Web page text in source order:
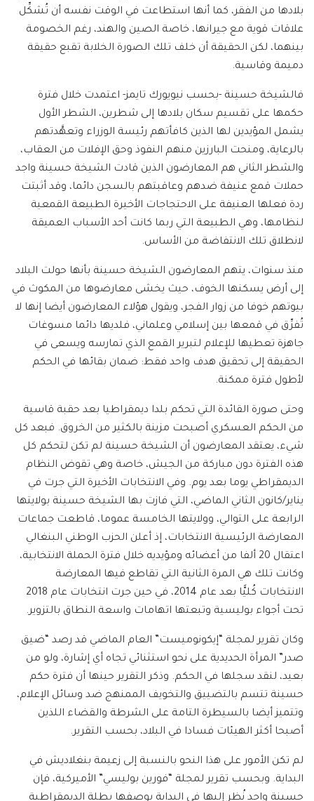
بلادها من الفقر، كما أنها استطاعت في الوقت نفسه أن تُشكِّل
علاقات قوية مع جيرانها، خاصة الصين والهند، رغم الخصومة
بينهما، لكن الحقيقة أن خلف تلك الصورة الخلابة تقبع حقيقة
دميمة وقاسية.
فالشيخة حسينة -بحسب نيويورك تايمز- اعتمدت خلال فترة
حكمها على تقسيم سكان بلادها إلى شطرين، الشطر الأول
يشمل المؤيدين لها الذين كافأتهم رئيسة الوزراء وتعهَّدتهم
بالرعاية، ومنحت البارزين منهم النفوذ وحق الإفلات من العقاب،
والشطر الثاني هم المعارضون الذين قادت الشيخة حسينة واجد
حملات قمع عنيفة ضدهم وعاقبتهم بالسجن دائما، وقد أثبتت
ردة فعلها العنيفة على الاحتجاجات الأخيرة الطبيعة القمعية
لنظامها، وهي الطبيعة التي ربما كانت أحد الأسباب العميقة
لانطلاق تلك الانتفاضة من الأساس.
منذ سنوات، يتهم المعارضون الشيخة حسينة بأنها حولت البلاد
إلى أرض يسكنها الخوف، حيث يخشى معارضوها من المكوث في
بيوتهم خوفا من زوار الفجر، ويقول هؤلاء المعارضون أيضا إنها لا
تُفرِّق في قمعها بين إسلامي وعلماني، فلديها دائما مسوغات
جاهزة تعطيها للإعلام لتبرير القمع الذي تمارسه ويسعى في
الحقيقة إلى تحقيق هدف واحد فقط: ضمان بقائها في الحكم
لأطول فترة ممكنة.
وحتى صورة القائدة التي تحكم بلدا ديمقراطيا بعد حقبة قاسية
من الحكم العسكري أصبحت مزينة بالكثير من الخروق. فبعد كل
شيء، يعتقد المعارضون أن الشيخة حسينة لم تكن لتحكم كل
هذه الفترة دون مباركة من الجيش، خاصة وهي تقوض النظام
الديمقراطي يوما بعد يوم. وفي الانتخابات الأخيرة التي جرت في
يناير/كانون الثاني الماضي، التي فازت بها الشيخة حسينة بولايتها
الرابعة على التوالي، وولايتها الخامسة عموما، قاطعت جماعات
المعارضة الرئيسية الانتخابات، إذ أعلن الحزب الوطني البنغالي
اعتقال 20 ألفا من أعضائه ومؤيديه خلال فترة الحملة الانتخابية،
وكانت تلك هي المرة الثانية التي تقاطع فيها المعارضة
الانتخابات كُليًّا بعد عام 2014، في حين جرت انتخابات عام 2018
تحت أجواء بوليسية وتبعتها اتهامات واسعة النطاق بالتزوير.
وكان تقرير لمجلة “إيكونوميست” العام الماضي قد رصد “ضيق
صدر” المرأة الحديدية على نحو استثنائي تجاه أي إشارة، ولو من
بعيد، لنقد سجلها في الحكم. وذكر التقرير حينها أن فترة حكم
حسينة تتسم بالتضييق والتخويف الممنهج ضد وسائل الإعلام،
وتتميز أيضا بالسيطرة التامة على الشرطة والقضاء اللذين
أصبحا أكثر الهيئات فسادا في البلاد، بحسب التقرير.
لم تكن الأمور على هذا النحو بالنسبة إلى زعيمة بنغلاديش في
البداية. وبحسب تقرير لمجلة “فورين بوليسي” الأميركية، فإن
حسينة واجد نُظر إليها في البداية بوصفها بطلة الديمقراطية